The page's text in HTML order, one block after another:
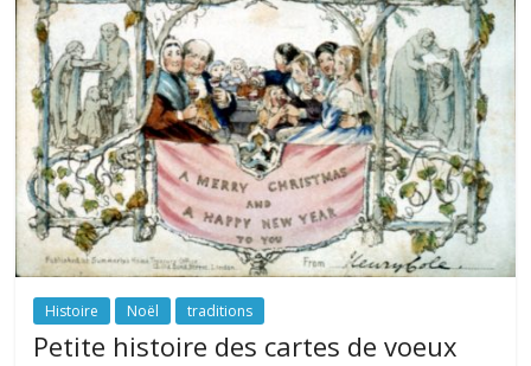
Histoire Noël traditions
Petite histoire des cartes de voeux